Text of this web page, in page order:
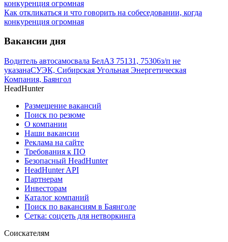
Как откликаться и что говорить на собеседовании, когда
конкуренция огромная
Вакансии дня
Водитель автосамосвала БелАЗ 75131, 75306з/п не
указанаСУЭК, Сибирская Угольная Энергетическая
Компания, Баянгол
HeadHunter
Размещение вакансий
Поиск по резюме
О компании
Наши вакансии
Реклама на сайте
Требования к ПО
Безопасный HeadHunter
HeadHunter API
Партнерам
Инвесторам
Каталог компаний
Поиск по вакансиям в Баянголе
Сетка: соцсеть для нетворкинга
Соискателям